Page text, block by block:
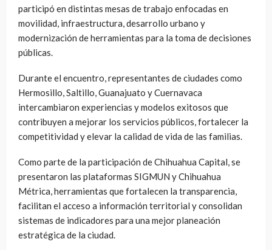
participó en distintas mesas de trabajo enfocadas en
movilidad, infraestructura, desarrollo urbano y
modernización de herramientas para la toma de decisiones
públicas.
Durante el encuentro, representantes de ciudades como
Hermosillo, Saltillo, Guanajuato y Cuernavaca
intercambiaron experiencias y modelos exitosos que
contribuyen a mejorar los servicios públicos, fortalecer la
competitividad y elevar la calidad de vida de las familias.
Como parte de la participación de Chihuahua Capital, se
presentaron las plataformas SIGMUN y Chihuahua
Métrica, herramientas que fortalecen la transparencia,
facilitan el acceso a información territorial y consolidan
sistemas de indicadores para una mejor planeación
estratégica de la ciudad.